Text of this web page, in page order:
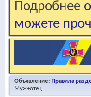
Подробнее
можете
Объявление: Правила
Муж+отец